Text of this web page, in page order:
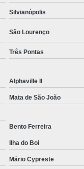
Silvianópolis
São Lourenço
Três Pontas
Alphaville II
Mata de São João
Bento Ferreira
Ilha do Boi
Mário Cypreste